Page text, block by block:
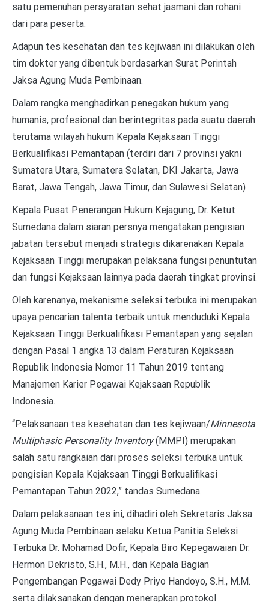
satu pemenuhan persyaratan sehat jasmani dan rohani
dari para peserta.
Adapun tes kesehatan dan tes kejiwaan ini dilakukan oleh
tim dokter yang dibentuk berdasarkan Surat Perintah
Jaksa Agung Muda Pembinaan.
Dalam rangka menghadirkan penegakan hukum yang
humanis, profesional dan berintegritas pada suatu daerah
terutama wilayah hukum Kepala Kejaksaan Tinggi
Berkualifikasi Pemantapan (terdiri dari 7 provinsi yakni
Sumatera Utara, Sumatera Selatan, DKI Jakarta, Jawa
Barat, Jawa Tengah, Jawa Timur, dan Sulawesi Selatan)
Kepala Pusat Penerangan Hukum Kejagung, Dr. Ketut
Sumedana dalam siaran persnya mengatakan pengisian
jabatan tersebut menjadi strategis dikarenakan Kepala
Kejaksaan Tinggi merupakan pelaksana fungsi penuntutan
dan fungsi Kejaksaan lainnya pada daerah tingkat provinsi.
Oleh karenanya, mekanisme seleksi terbuka ini merupakan
upaya pencarian talenta terbaik untuk menduduki Kepala
Kejaksaan Tinggi Berkualifikasi Pemantapan yang sejalan
dengan Pasal 1 angka 13 dalam Peraturan Kejaksaan
Republik Indonesia Nomor 11 Tahun 2019 tentang
Manajemen Karier Pegawai Kejaksaan Republik
Indonesia.
“Pelaksanaan tes kesehatan dan tes kejiwaan/Minnesota
Multiphasic Personality Inventory(MMPI) merupakan
salah satu rangkaian dari proses seleksi terbuka untuk
pengisian Kepala Kejaksaan Tinggi Berkualifikasi
Pemantapan Tahun 2022,” tandas Sumedana.
Dalam pelaksanaan tes ini, dihadiri oleh Sekretaris Jaksa
Agung Muda Pembinaan selaku Ketua Panitia Seleksi
Terbuka Dr. Mohamad Dofir, Kepala Biro Kepegawaian Dr.
Hermon Dekristo, S.H., M.H., dan Kepala Bagian
Pengembangan Pegawai Dedy Priyo Handoyo, S.H., M.M.
serta dilaksanakan dengan menerapkan protokol